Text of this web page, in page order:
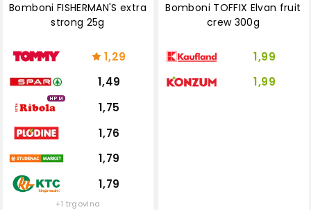
Bomboni FISHERMAN'S extra
strong 25g
1,29
1,49
HPM
1,75
1,76
1,79
1,79
+1 trgovina
Bomboni TOFFIX Elvan fruit
crew 300g
1,99
1,99